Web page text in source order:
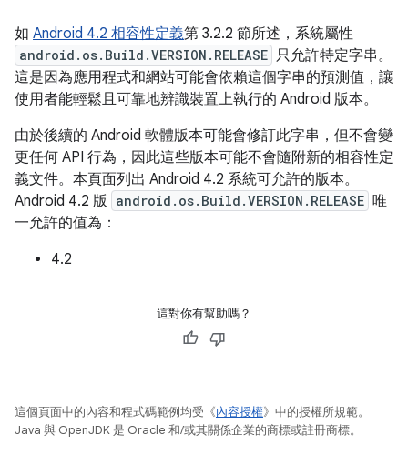
如 Android 4.2 相容性定義第 3.2.2 節所述，系統屬性
android.os.Build.VERSION.RELEASE 只允許特定字串。
這是因為應用程式和網站可能會依賴這個字串的預測值，讓
使用者能輕鬆且可靠地辨識裝置上執行的 Android 版本。
由於後續的 Android 軟體版本可能會修訂此字串，但不會變
更任何 API 行為，因此這些版本可能不會隨附新的相容性定
義文件。本頁面列出 Android 4.2 系統可允許的版本。
Android 4.2 版 android.os.Build.VERSION.RELEASE 唯
一允許的值為：
4.2
這對你有幫助嗎？
這個頁面中的內容和程式碼範例均受《內容授權》中的授權所規範。
Java 與 OpenJDK 是 Oracle 和/或其關係企業的商標或註冊商標。